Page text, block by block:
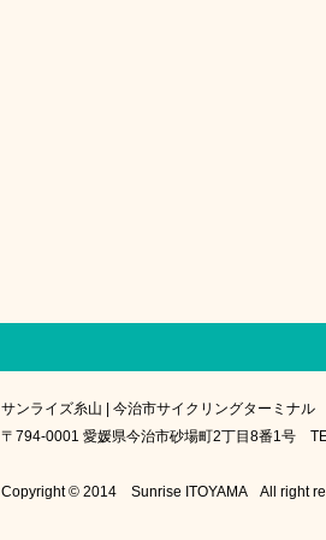
サンライズ糸山 | 今治市サイクリングターミナル
〒794-0001 愛媛県今治市砂場町2丁目8番1号
Copyright © 2014 Sunrise ITOYAMA All right